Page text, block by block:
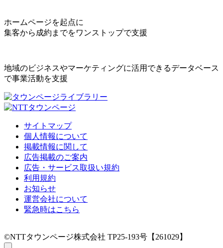
ホームページを起点に
集客から成約までをワンストップで支援
地域のビジネスやマーケティングに活用できるデータベース
で事業活動を支援
サイトマップ
個人情報について
掲載情報に関して
広告掲載のご案内
広告・サービス取扱い規約
利用規約
お知らせ
運営会社について
緊急時はこちら
©NTTタウンページ株式会社 TP25-193号【261029】